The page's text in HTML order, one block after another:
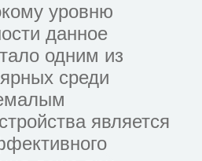
уровню
данное
одним из
среди
является